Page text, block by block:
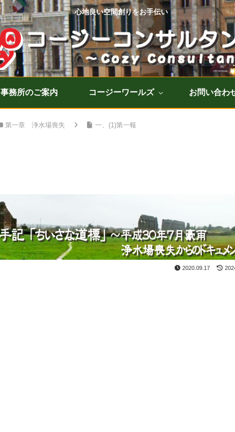
心地良い空間創りをお手伝い
事務所のご案内 コージーワールズ お問い合わ
第一章 浄水場喪失 一、(1)第一報
2020.09.17